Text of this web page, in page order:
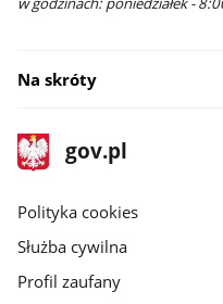
Na skróty
stopka
gov.pl
Strona
gov.pl
gov.pl
Polityka cookies
Służba cywilna
Profil zaufany